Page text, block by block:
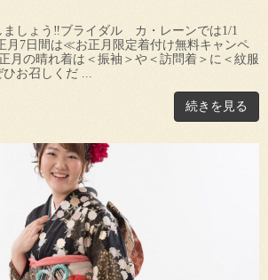
ましょう‼ブライダル カ・レーンでは1/1
月7日間は≪お正月限定着付け無料キャンペ
月の晴れ着は＜振袖＞や＜訪問着＞に＜紋服
ひお召しくだ ...
続きを見る